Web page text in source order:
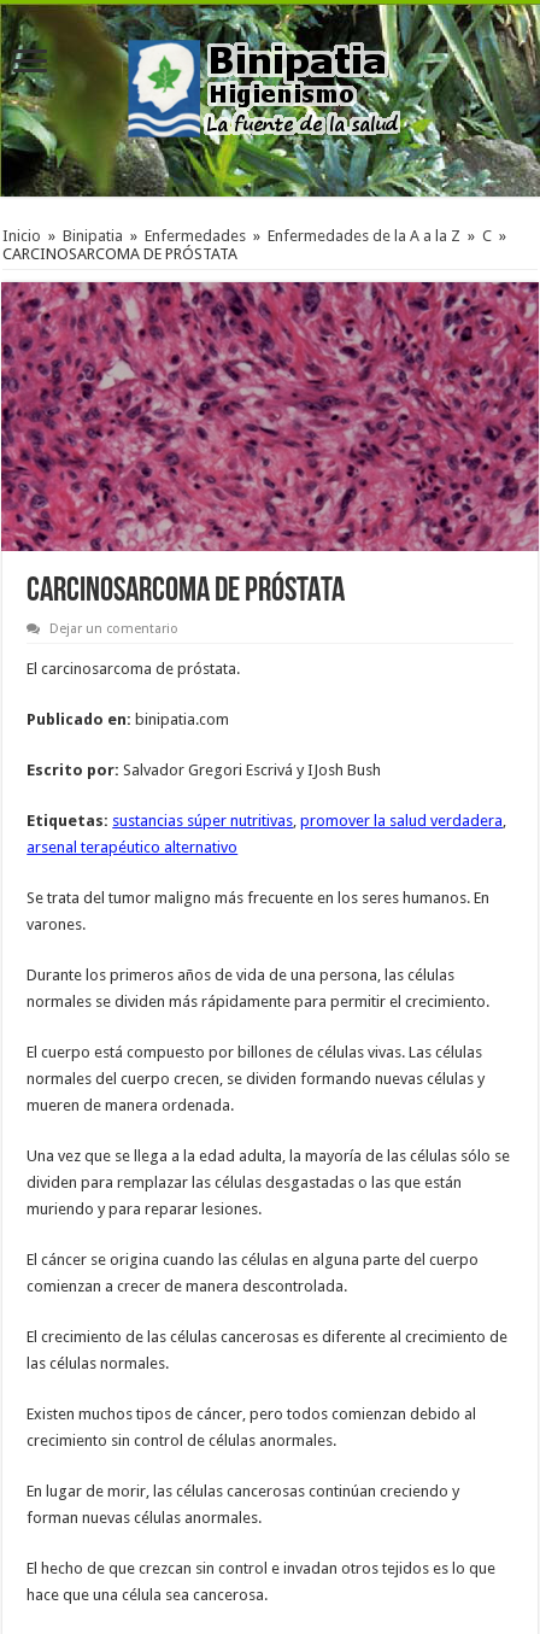
Inicio » Binipatia » Enfermedades » Enfermedades de la A a la Z » C »
CARCINOSARCOMA DE PRÓSTATA
CARCINOSARCOMA DE PRÓSTATA
Dejar un comentario
El carcinosarcoma de próstata.
Publicado en: binipatia.com
Escrito por:Salvador Gregori Escrivá y IJosh Bush
Etiquetas: sustancias súper nutritivas ,promover la salud verdadera
arsenal terapéutico alternativo
Se trata del tumor maligno más frecuente en los seres humanos. En
varones.
Durante los primeros años de vida de una persona, las células
normales se dividen más rápidamente para permitir el crecimiento.
El cuerpo está compuesto por billones de células vivas. Las células
normales del cuerpo crecen, se dividen formando nuevas células y
mueren de manera ordenada.
Una vez que se llega a la edad adulta, la mayoría de las células sólo se
dividen para remplazar las células desgastadas o las que están
muriendo y para reparar lesiones.
El cáncer se origina cuando las células en alguna parte del cuerpo
comienzan a crecer de manera descontrolada.
El crecimiento de las células cancerosas es diferente al crecimiento de
las células normales.
Existen muchos tipos de cáncer, pero todos comienzan debido al
crecimiento sin control de células anormales.
En lugar de morir, las células cancerosas continúan creciendo y
forman nuevas células anormales.
El hecho de que crezcan sin control e invadan otros tejidos es lo que
hace que una célula sea cancerosa.